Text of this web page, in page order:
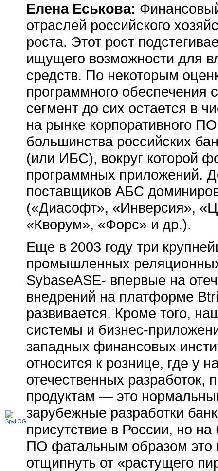
Елена Еськова:
отраслей российского
роста. Этот рост
ищущего возможности для
средств. По некоторым
программного обеспечения
сегмент до сих остается в
на рынке корпоративного
большинства российских
(или ИБС), вокруг которой
программных приложений.
поставщиков АБС
(«Диасофт», «Инверсия»,
«Кворум», «Форс» и др.).
Еще в 2003 году три
промышленных
SybaseASE- впервые на
внедрений на платформе
развивается. Кроме того,
системы и бизнес-
западных финансовых
относится к рознице, где у
отечественных
продуктам — это
зарубежные разработки
присутствие в России, но
ПО фатальным образом это
отщипнуть от «растущего